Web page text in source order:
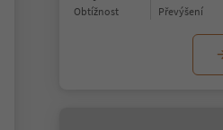
Obtížnost Převýšení